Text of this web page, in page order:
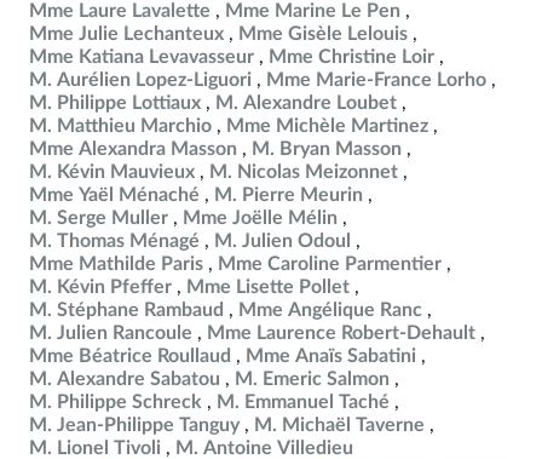
Mme Laure Lavalette
Mme Marine Le Pen
Mme Julie Lechanteux
Mme Gisèle Lelouis
Mme Katiana Levavasseur
Mme Christine Loir
M. Aurélien Lopez-Liguori
Mme Marie-France Lorho
M. Philippe Lottiaux
M. Alexandre Loubet
M. Matthieu Marchio
Mme Michèle Martinez
Mme Alexandra Masson
M. Bryan Masson
M. Kévin Mauvieux
M. Nicolas Meizonnet
Mme Yaël Ménaché
M. Pierre Meurin
M. Serge Muller
Mme Joëlle Mélin
M. Thomas Ménagé
M. Julien Odoul
Mme Mathilde Paris
Mme Caroline Parmentier
M. Kévin Pfeffer
Mme Lisette Pollet
M. Stéphane Rambaud
Mme Angélique Ranc
M. Julien Rancoule
Mme Laurence Robert-Dehault
Mme Béatrice Roullaud
Mme Anaïs Sabatini
M. Alexandre Sabatou
M. Emeric Salmon
M. Philippe Schreck
M. Emmanuel Taché
M. Jean-Philippe Tanguy
M. Michaël Taverne
M. Lionel Tivoli
M. Antoine Villedieu